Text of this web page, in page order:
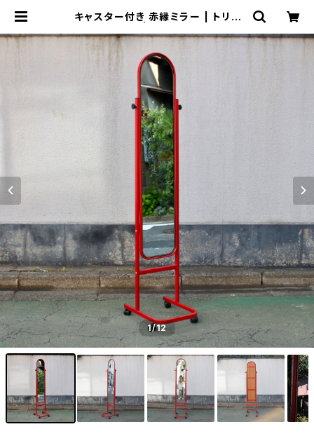
キャスター付き 赤縁ミラー | トリノ
イクルショップ・古着
1/12